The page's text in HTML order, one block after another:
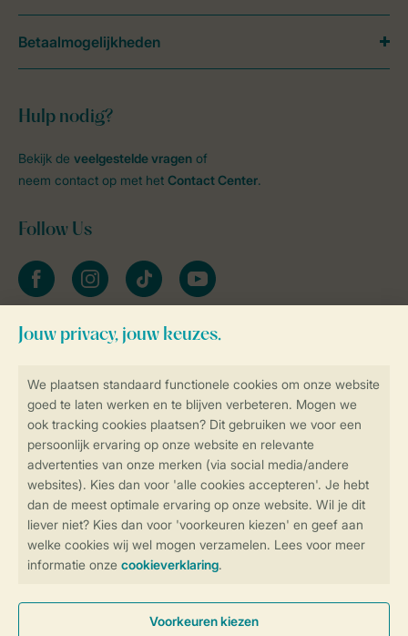
Controle over jouw gegevens &
Instellingen wijzigen
Veilig en snel online boeken
Veilige gegevensoverdracht
Veilige betaling
Hulp nodig?
Bekijk de veelgestelde vragen of
neem contact op met het Contact Center.
Follow Us
facebookinstagramtiktok youtube
Blijf op de hoogte
Betaalmogelijkheden